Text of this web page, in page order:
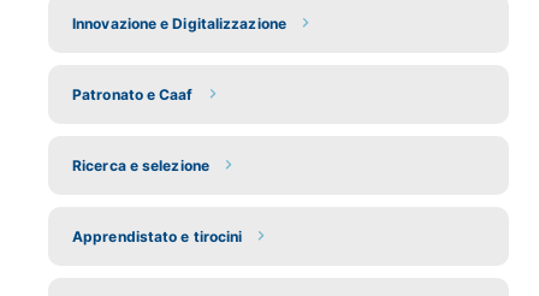
Innovazione e Digitalizzazione
Patronato e Caaf
Ricerca e selezione
Apprendistato e tirocini